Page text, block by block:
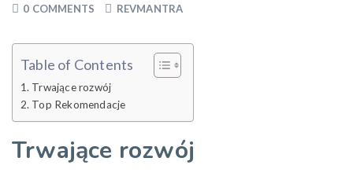
0 COMMENTS REVMANTRA
Table of Contents
Trwające rozwój
Top Rekomendacje
Trwające rozwój